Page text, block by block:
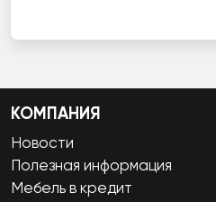
КОМПАНИЯ
Новости
Полезная информация
Мебель в кредит